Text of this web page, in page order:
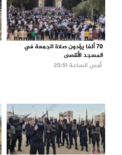
70 ألفا يؤدون صلاة الجمعة في
المسجد الأقصى
أمس الساعة 20:51